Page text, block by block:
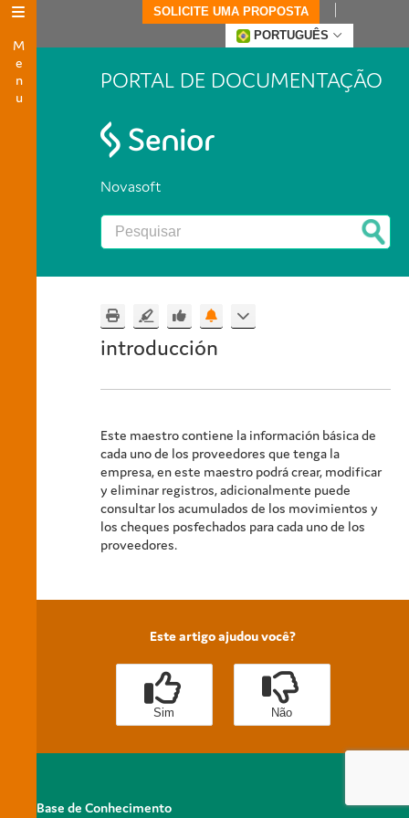
Menu
SOLICITE UMA PROPOSTA
PORTUGUÊS
PORTAL DE DOCUMENTAÇÃO
Novasoft
introducción
Este maestro contiene la información básica de
cada uno de los proveedores que tenga la
empresa, en este maestro podrá crear, modificar
y eliminar registros, adicionalmente puede
consultar los acumulados de los movimientos y
los cheques posfechados para cada uno de los
proveedores.
Este artigo ajudou você?
Sim Não
Base de Conhecimento